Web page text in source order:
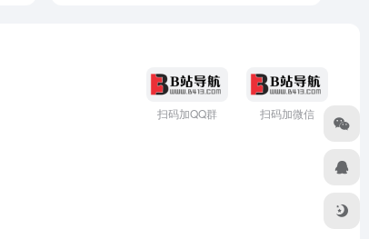
扫码加QQ群 扫码加微信